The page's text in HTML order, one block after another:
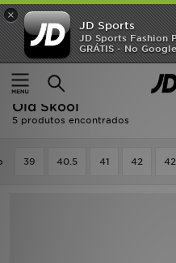
×
JD Sports
JD Sports Fashion
GRÁTIS - No
Página principal
Homem
Calçado de Homem -
Old Skool
5 produtos encontrados
39 40.5 41 42
INÍCIO
Promoções
NOVIDADES